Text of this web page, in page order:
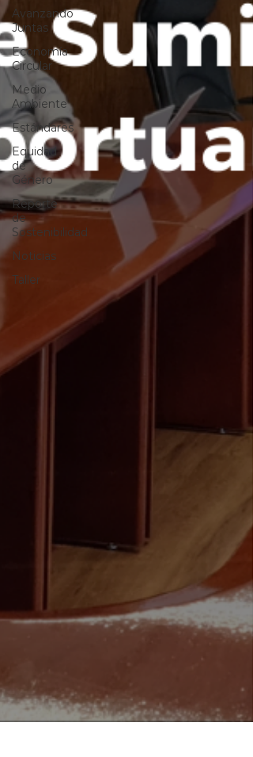
Avanzando
Juntas
Economía
Circular
Medio
Ambiente
Estándares
Equidad
de
Género
Reporte
de
Sostenibilidad
Noticias
Taller